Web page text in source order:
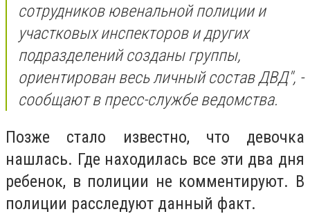
сотрудников ювенальной полиции и
участковых инспекторов и других
подразделений созданы группы,
ориентирован весь личный состав ДВД", -
сообщают в пресс-службе ведомства.
Позже стало известно, что девочка
нашлась. Где находилась все эти два дня
ребенок, в полиции не комментируют. В
полиции расследуют данный факт.